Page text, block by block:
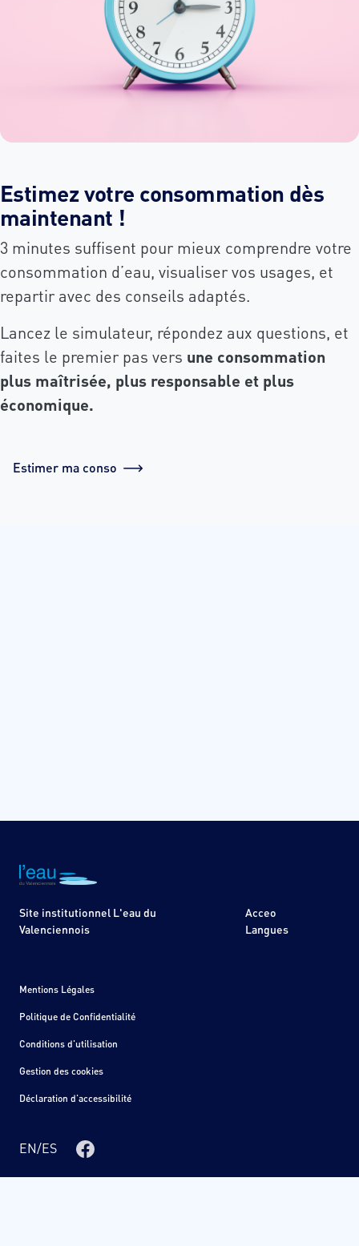
Estimez votre consommation dès
maintenant !
3 minutes suffisent pour mieux comprendre votre
consommation d’eau, visualiser vos usages, et
repartir avec des conseils adaptés.
Lancez le simulateur, répondez aux questions, et
faites le premier pas vers une consommation
plus maîtrisée, plus responsable et plus
économique.
Estimer ma conso
Site institutionnel L'eau du
Valenciennois
Acceo
Langues
EN/ES
Mentions Légales
Politique de Confidentialité
Conditions d'utilisation
Gestion des cookies
Déclaration d'accessibilité